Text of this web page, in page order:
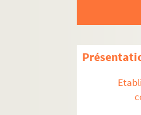
Un
Le